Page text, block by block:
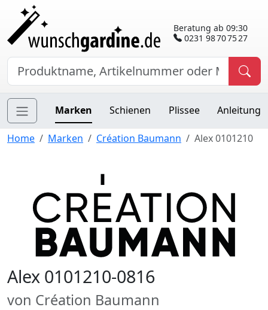
Beratung ab 09:30
0231 98 70 75 27
Marken Schienen Plissee Anleitung
Home Marken Création Baumann Alex 0101210
Alex 0101210-0816
von Création Baumann